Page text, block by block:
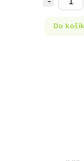
Do